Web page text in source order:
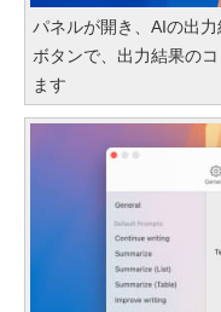
パネルが開き、AIの出
ボタンで、出力結果の
ます